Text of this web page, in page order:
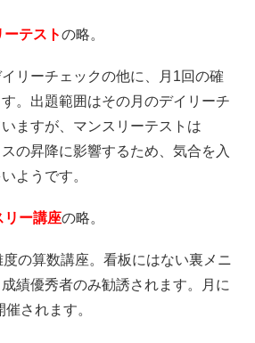
ーテストの略。
リーチェックの他に、月1回の確
。出題範囲はその月のデイリーチ
ますが、マンスリーテストは
の昇降に影響するため、気合を入
ようです。
リー講座の略。
の算数講座。看板にはない裏メニ
績優秀者のみ勧誘されます。月に
されます。